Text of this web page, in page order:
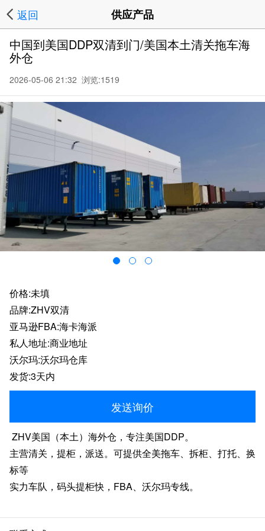
返回 供应产品
中国到美国DDP双清到门/美国本土清关拖车海
外仓
2026-05-06 21:32 浏览:1519
价格:未填
品牌:ZHV双清
亚马逊FBA:海卡海派
私人地址:商业地址
沃尔玛:沃尔玛仓库
发货:3天内
发送询价
ZHV美国（本土）海外仓，专注美国DDP。
主营清关，提柜，派送。可提供全美拖车、拆柜、打托、换
标等
实力车队，码头提柜快，FBA、沃尔玛专线。